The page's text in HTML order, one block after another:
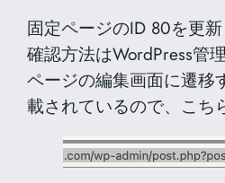
固定ページのID 80を更
確認方法はWordPress管
ページの編集画面に遷移
載されているので、こち